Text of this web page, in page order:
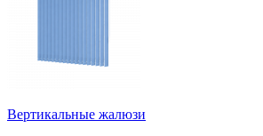
Вертикальные жалюзи